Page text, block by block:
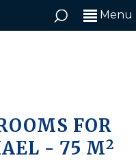
Menu
FOR
- 75 M2